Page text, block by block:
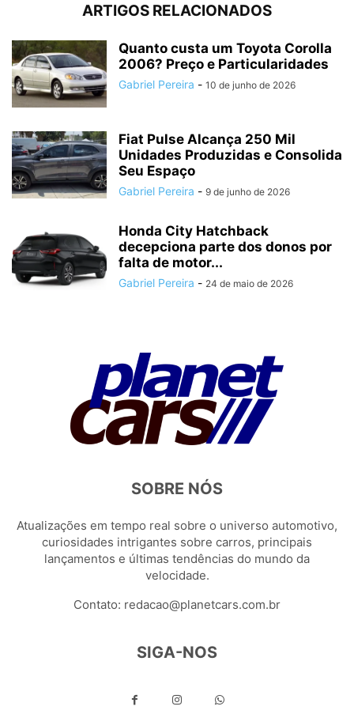
ARTIGOS RELACIONADOS
Quanto custa um Toyota Corolla
2006? Preço e Particularidades
Gabriel Pereira - 10 de junho de 2026
Fiat Pulse Alcança 250 Mil
Unidades Produzidas e Consolida
Seu Espaço
Gabriel Pereira - 9 de junho de 2026
Honda City Hatchback
decepciona parte dos donos por
falta de motor...
Gabriel Pereira - 24 de maio de 2026
SOBRE NÓS
Atualizações em tempo real sobre o universo automotivo,
curiosidades intrigantes sobre carros, principais
lançamentos e últimas tendências do mundo da
velocidade.
Contato: redacao@planetcars.com.br
SIGA-NOS